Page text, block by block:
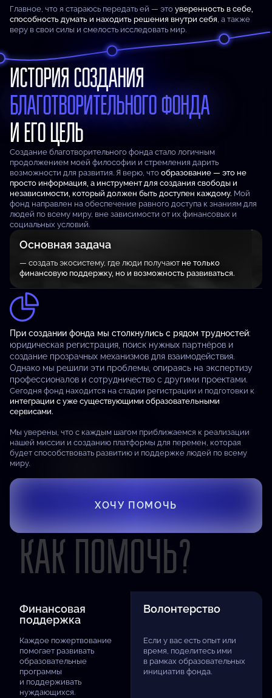
Главное, что я стараюсь передать ей — этоуверенность в себе,
способность думать и находить решения внутри себя, а также
веру в свои силы и смелость исследовать мир.
ИСТОРИЯ СОЗДАНИЯ
БЛАГОТВОРИТЕЛЬНОГО ФОНДА
И ЕГО ЦЕЛЬ
Создание благотворительного фонда стало логичным
продолжением моей философии и стремления дарить
возможности для развития. Я верю, чтообразование — это не
просто информация, а инструмент для создания свободы и
независимости, который должен быть доступен каждому. Мой
фонд направлен на обеспечение равного доступа к знаниям для
людей по всему миру, вне зависимости от их финансовых и
социальных условий.
Основная задача
— создать экосистему, где люди получают не только
финансовую поддержку, но и возможность развиваться.
При создании фонда мы столкнулись с рядом трудностей:
юридическая регистрация, поиск нужных партнёров и
создание прозрачных механизмов для взаимодействия.
Однако мы решили эти проблемы, опираясь на экспертизу
профессионалов и сотрудничество с другими проектами.
Сегодня фонд находится на стадии регистрации и подготовки к
интеграции с уже существующими образовательными
сервисами.
Мы уверены, что с каждым шагом приближаемся к реализации
нашей миссии и созданию платформы для перемен, которая
будет способствовать развитию и поддержке людей по всему
миру.
ХОЧУ ПОМОЧЬ
КАК ПОМОЧЬ?
Финансовая
поддержка
Каждое пожертвование
помогает развивать
образовательные
программы
и поддерживать
нуждающихся.
Волонтерство
Если у вас есть опыт или
время, поделитесь ими
в рамках образовательных
инициатив фонда.